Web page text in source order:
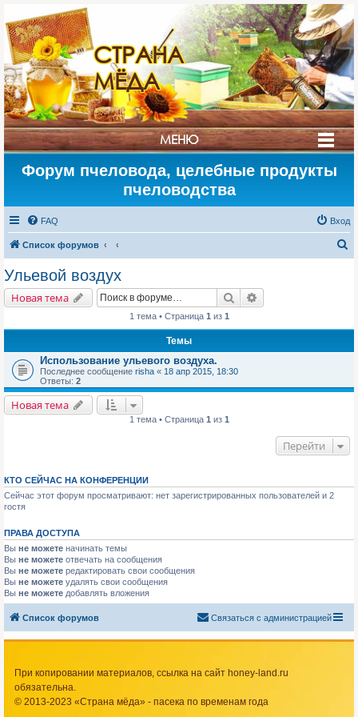
СТРАНА
МЁДА
МЕНЮ
Форум пчеловода, целебные продукты
пчеловодства
FAQ Вход
Список форумов
Ульевой воздух
Новая тема Поиск
1 тема • Страница 1 из 1
Темы
Использование ульевого воздуха.
Последнее сообщение risha « 18 апр 2015, 18:30
Ответы: 2
Новая тема
1 тема • Страница 1 из 1
Перейти
КТО СЕЙЧАС НА КОНФЕРЕНЦИИ
Сейчас этот форум просматривают: нет зарегистрированных пользователей и 2
гостя
ПРАВА ДОСТУПА
Вы не можете начинать темы
Вы не можете отвечать на сообщения
Вы не можете редактировать свои сообщения
Вы не можете удалять свои сообщения
Вы не можете добавлять вложения
Список форумов Связаться с администрацией
При копировании материалов, ссылка на сайт honey-land.ru
обязательна.
© 2013-2023 «Страна мёда» - пасека по временам года